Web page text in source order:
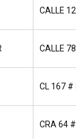
CALLE
CALLE
CL 167 #
CRA 64